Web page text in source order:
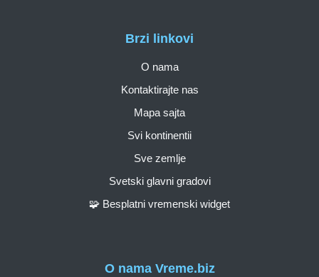
O nama Vreme.biz
Brzi linkovi
O nama
Kontaktirajte nas
Mapa sajta
Svi kontinentii
Sve zemlje
Svetski glavni gradovi
🧩 Besplatni vremenski widget